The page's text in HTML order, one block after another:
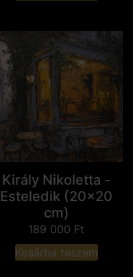
Király Nikoletta -
Esteledik (20x20
cm)
189 000 Ft
Kosárba teszem